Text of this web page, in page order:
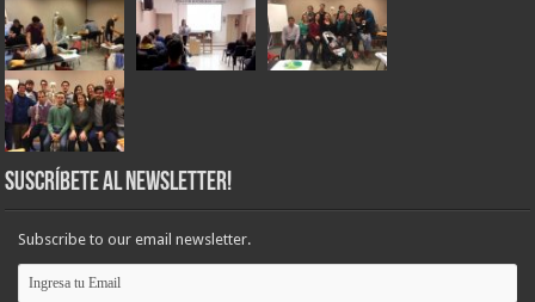
Suscríbete al Newsletter!
Subscribe to our email newsletter.